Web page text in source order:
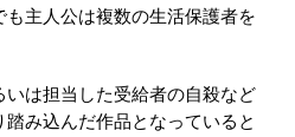
主人公は複数の生活保護者を
は担当した受給者の自殺など
み込んだ作品となっていると